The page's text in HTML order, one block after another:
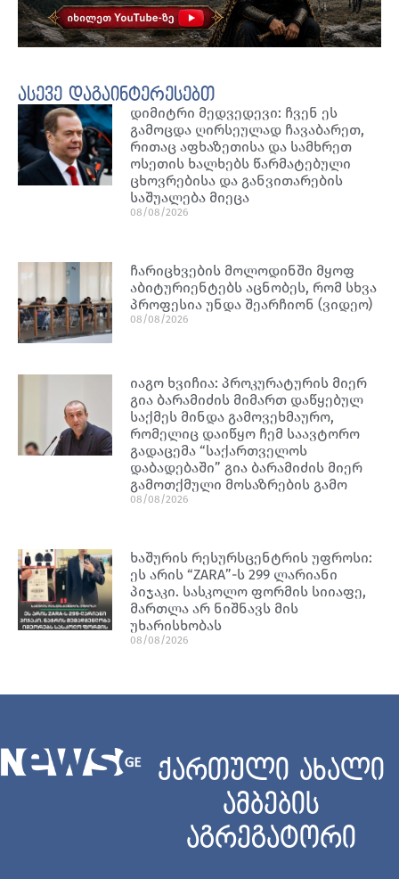
ასევე დაგაინტერესებთ
დიმიტრი მედვედევი: ჩვენ ეს
გამოცდა ღირსეულად ჩავაბარეთ,
რითაც აფხაზეთისა და სამხრეთ
ოსეთის ხალხებს წარმატებული
ცხოვრებისა და განვითარების
საშუალება მიეცა
08/08/2026
ჩარიცხვების მოლოდინში მყოფ
აბიტურიენტებს აცნობეს, რომ სხვა
პროფესია უნდა შეარჩიონ (ვიდეო)
08/08/2026
იაგო ხვიჩია: პროკურატურის მიერ
გია ბარამიძის მიმართ დაწყებულ
საქმეს მინდა გამოვეხმაურო,
რომელიც დაიწყო ჩემ საავტორო
გადაცემა “საქართველოს
დაბადებაში” გია ბარამიძის მიერ
გამოთქმული მოსაზრების გამო
08/08/2026
ხაშურის რესურსცენტრის უფროსი:
ეს არის “ZARA”-ს 299 ლარიანი
პიჯაკი. სასკოლო ფორმის სიიაფე,
მართლა არ ნიშნავს მის
უხარისხობას
08/08/2026
ქართული ახალი
ამბების
აგრეგატორი